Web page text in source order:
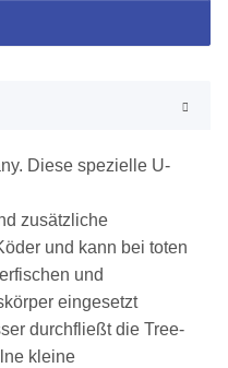
Diese spezielle U-
zusätzliche
und kann bei toten
und
eingesetzt
durchfließt die Tree-
kleine